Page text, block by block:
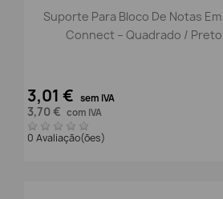
Suporte Para Bloco De Notas
Connect – Quadrado /
3,01 € sem IVA
3,70 € com IVA
0 Avaliação(ões)